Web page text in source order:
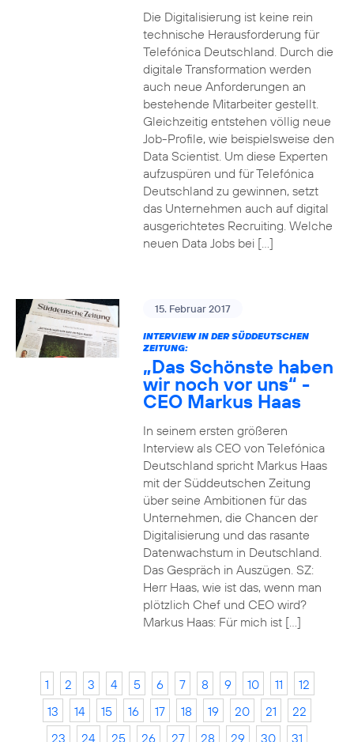
Die Digitalisierung ist keine rein
technische Herausforderung für
Telefónica Deutschland. Durch die
digitale Transformation werden
auch neue Anforderungen an
bestehende Mitarbeiter gestellt.
Gleichzeitig entstehen völlig neue
Job-Profile, wie beispielsweise den
Data Scientist. Um diese Experten
aufzuspüren und für Telefónica
Deutschland zu gewinnen, setzt
das Unternehmen auch auf digital
ausgerichtetes Recruiting. Welche
neuen Data Jobs bei […]
15. Februar 2017
INTERVIEW IN DER SÜDDEUTSCHEN
ZEITUNG:
„Das Schönste haben
wir noch vor uns“ -
CEO Markus Haas
In seinem ersten größeren
Interview als CEO von Telefónica
Deutschland spricht Markus Haas
mit der Süddeutschen Zeitung
über seine Ambitionen für das
Unternehmen, die Chancen der
Digitalisierung und das rasante
Datenwachstum in Deutschland.
Das Gespräch in Auszügen. SZ:
Herr Haas, wie ist das, wenn man
plötzlich Chef und CEO wird?
Markus Haas: Für mich ist […]
1 2 3 4 5 6 7 8 9 10 11
12
13
14 15 16 17 18 19 20 21
22
23
24 25 26 27 28 29 30
31